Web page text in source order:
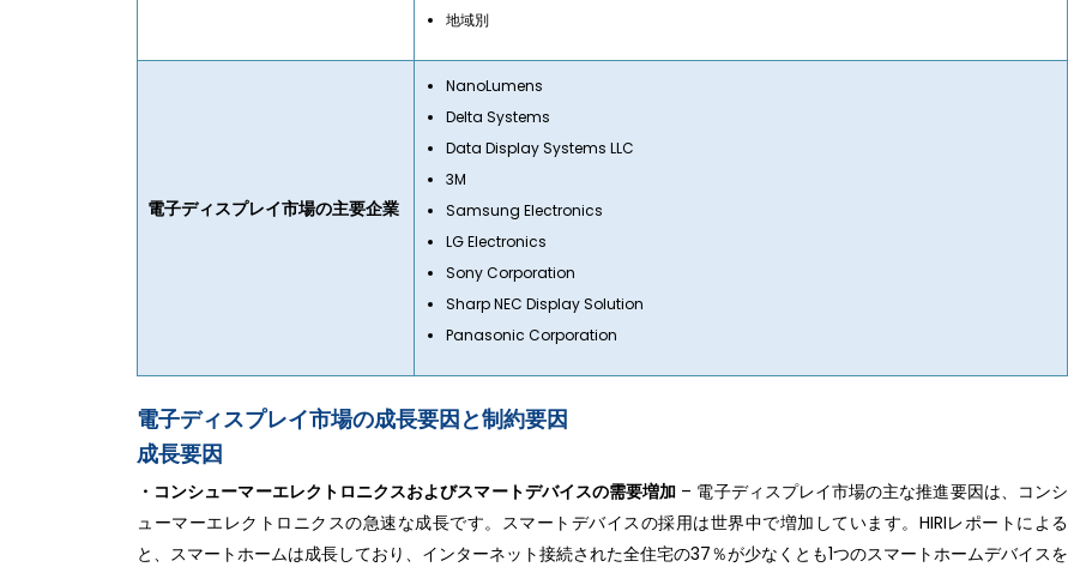
地域別
電子ディスプレイ市場の主要企業
NanoLumens
Delta Systems
Data Display Systems LLC
3M
Samsung Electronics
LG Electronics
Sony Corporation
Sharp NEC Display Solution
Panasonic Corporation
電子ディスプレイ市場の成長要因と制約要因
成長要因
・コンシューマーエレクトロニクスおよびスマートデバイスの需要増加 – 電子ディスプレイ市場の主な推進要因は、コンシ
ューマーエレクトロニクスの急速な成長です。スマートデバイスの採用は世界中で増加しています。HIRIレポートによる
と、スマートホームは成長しており、インターネット接続された全住宅の37％が少なくとも1つのスマートホームデバイスを